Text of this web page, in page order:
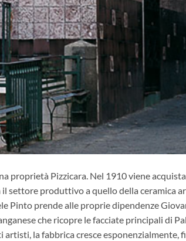
proprietà Pizzicara. Nel 1910 viene
il settore produttivo a quello della ceramica
Pinto prende alle proprie dipendenze
che ricopre le facciate principali di
la fabbrica cresce esponenzialmente,